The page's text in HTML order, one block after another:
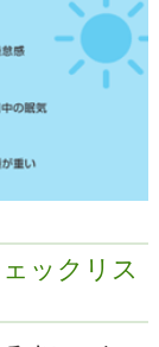
ックリス